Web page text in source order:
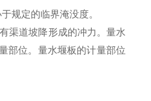
规定的临界淹没度。
渠道坡降形成的冲力。量水
部位。量水堰板的计量部位